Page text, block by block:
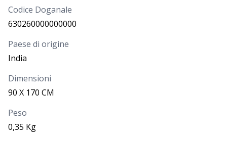
Codice Doganale
630260000000000
Paese di origine
India
Dimensioni
90 X 170 CM
Peso
0,35 Kg